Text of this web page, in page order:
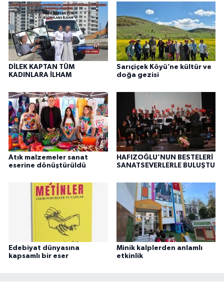
DİLEK KAPTAN TÜM
KADINLARA İLHAM
Sarıçiçek Köyü’ne kültür ve
doğa gezisi
Atık malzemeler sanat
eserine dönüştürüldü
HAFIZOĞLU’NUN BESTELERİ
SANATSEVERLERLE BULUŞTU
Edebiyat dünyasına
kapsamlı bir eser
Minik kalplerden anlamlı
etkinlik